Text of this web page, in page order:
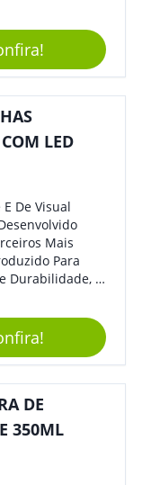
Em
Corporativas.
LED
De Visual
Mais
Para
Durabilidade, É
Forma Estilosa,
Para Sua
DE
350ML